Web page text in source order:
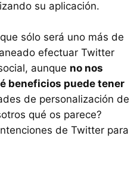
su aplicación.
sólo será uno más de
efectuar Twitter
aunque no nos
beneficios puede tener
de personalización de
qué os parece?
de Twitter para